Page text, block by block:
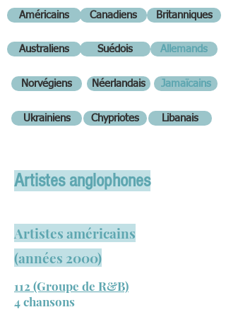
Américains Canadiens Britanniques
Suédois
Australiens Allemands
Norvégiens Néerlandais Jamaïcains
Ukrainiens Chypriotes Libanais
Artistes anglophones
Artistes américains
(années 2000)
112 (Groupe de R&B)
4 chansons